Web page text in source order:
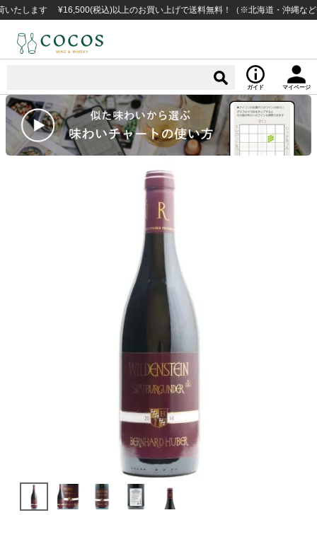
す ¥16,500(税込)以上のお買い上げで送料無料！（※北海道・沖縄など一部例
ガイド マイページ